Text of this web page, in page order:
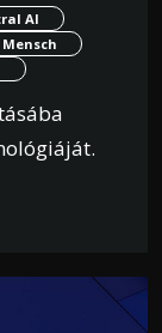
AI